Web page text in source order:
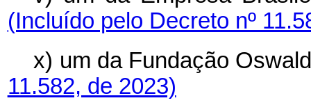
(Incluído pelo Decreto nº
x) um da Fundação
11.582, de 2023)